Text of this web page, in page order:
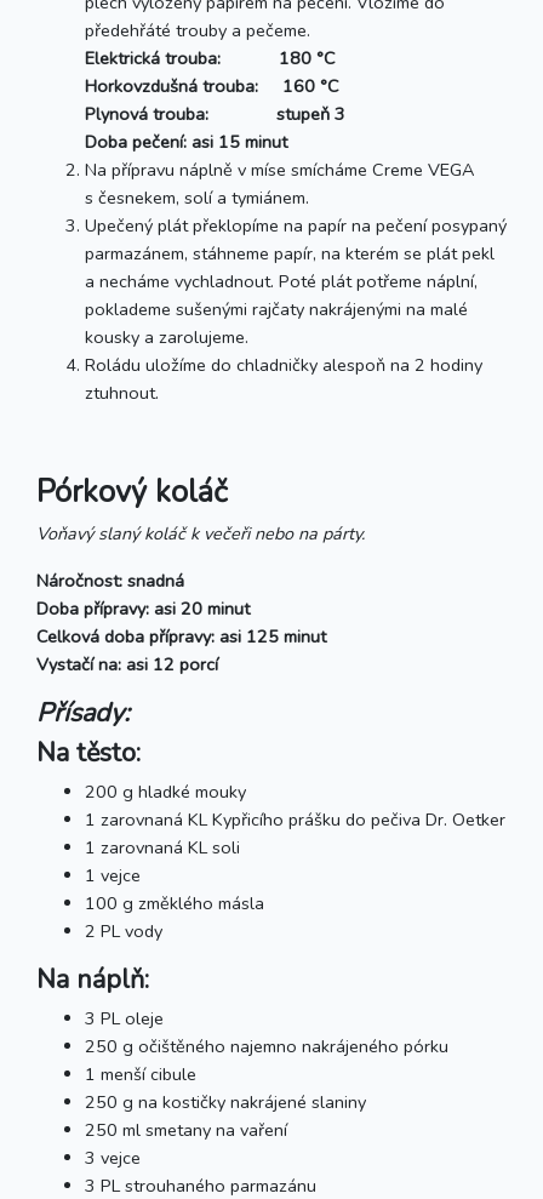
předehřáté trouby a pečeme.
Elektrická trouba: 180 °C
Horkovzdušná trouba: 160 °C
Plynová trouba: stupeň 3
Doba pečení: asi 15 minut
Na přípravu náplně v míse smícháme Creme VEGA
s česnekem, solí a tymiánem.
Upečený plát překlopíme na papír na pečení posypaný
parmazánem, stáhneme papír, na kterém se plát pekl
a necháme vychladnout. Poté plát potřeme náplní,
poklademe sušenými rajčaty nakrájenými na malé
kousky a zarolujeme.
Roládu uložíme do chladničky alespoň na 2 hodiny
ztuhnout.
Pórkový koláč
Voňavý slaný koláč k večeři nebo na párty.
Náročnost: snadná
Doba přípravy: asi 20 minut
Celková doba přípravy: asi 125 minut
Vystačí na: asi 12 porcí
Přísady:
Na těsto:
200 g hladké mouky
1 zarovnaná KL Kypřicího prášku do pečiva Dr. Oetker
1 zarovnaná KL soli
1 vejce
100 g změklého másla
2 PL vody
Na náplň:
3 PL oleje
250 g očištěného najemno nakrájeného pórku
1 menší cibule
250 g na kostičky nakrájené slaniny
250 ml smetany na vaření
3 vejce
3 PL strouhaného parmazánu